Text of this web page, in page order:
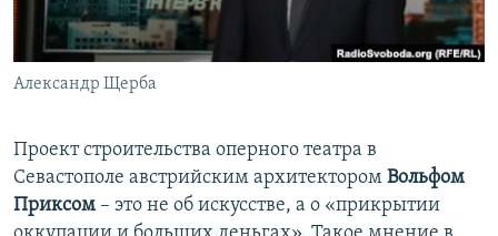
УКРАИНСКАЯ ПРОБЛЕМА КРЫМА
Все сайты RFE/RL
Александр Щерба
Проект строительства оперного театра в
Севастополе австрийским архитектором Вольфом
Приксом – это не об искусстве, а о «прикрытии